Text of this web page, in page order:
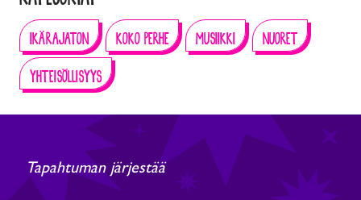
IKÄRAJATON KOKO PERHE MUSIIKKI
NUORET
YHTEISÖLLISYYS
Tapahtuman järjestää